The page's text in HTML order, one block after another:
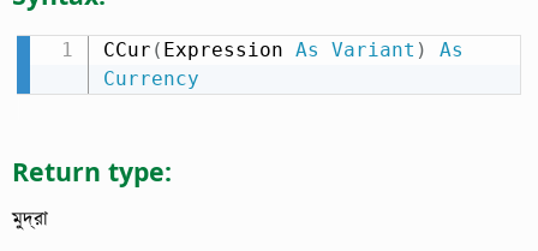
CCur ( Expression As Variant )
As
Currency
Return type:
মুদ্রা